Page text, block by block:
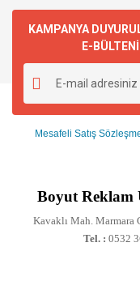
KAMPANYA
E-
Mesafeli Satış
Boyut Reklam
Kavaklı Mah.
Tel. : 0532